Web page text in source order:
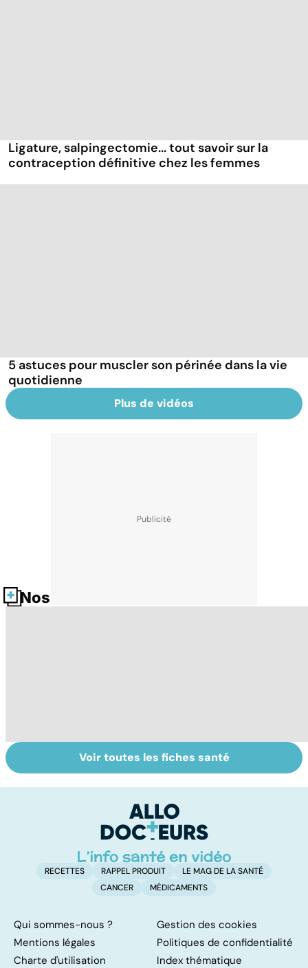
Ligature, salpingectomie... tout savoir sur la
contraception définitive chez les femmes
5 astuces pour muscler son périnée dans la vie
quotidienne
Plus de vidéos
Nos fiches santé
Femmes :
comment
Bien vivre la
ménopause
Voir toutes les fiches santé
RECETTES RAPPEL PRODUIT
LE MAG DE LA SANTÉ
CANCER
MÉDICAMENTS
Qui sommes-nous ?
Gestion des cookies
Mentions légales
Politiques de confidentialité
Charte d'utilisation
Index thématique